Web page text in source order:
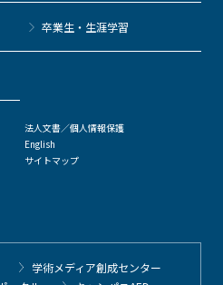
卒業生・生涯学習
法人文書／個人情報保護
English
サイトマップ
学術メディア創成センター